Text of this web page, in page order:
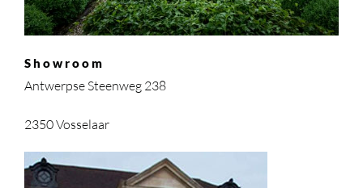
Showroom
Antwerpse Steenweg 238
2350 Vosselaar